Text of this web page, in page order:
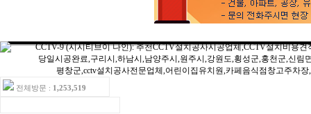
전체방문 : 1,253,519